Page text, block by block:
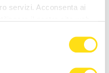
servizi. Acconsenta ai
nelle scuole: “Interventi